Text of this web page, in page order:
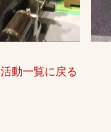
活動一覧に戻る